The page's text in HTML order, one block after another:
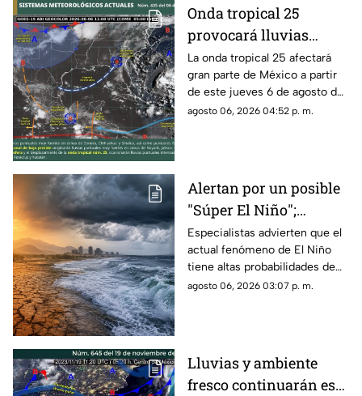
Onda tropical 25
provocará lluvias
intensas y riesgo de
inundaciones en
Michoacán y otros
estados
La onda tropical 25 afectará
gran parte de México a partir
de este jueves 6 de agosto de
2026, generando condiciones
informó el Servicio
Meteorológico Nacional
(SMN).
agosto 06, 2026 04:52 p. m.
Alertan por un posible
"Súper El Niño";
científicos prevén
impactos hasta 2027
Especialistas advierten que el
actual fenómeno de El Niño
tiene altas probabilidades de
convertirse en uno de los más
efectos hasta 2027.
agosto 06, 2026 03:07 p. m.
Lluvias y ambiente
fresco continuarán este